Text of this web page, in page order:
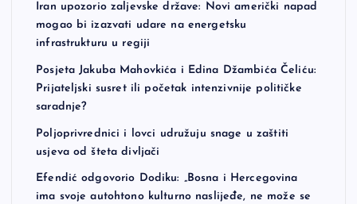
i
n
a
t
i
Iran upozorio zaljevske države: Novi američki napad
mogao bi izazvati udare na energetsku
infrastrukturu u regiji
Posjeta Jakuba Mahovkića i Edina Džambića Čeliću:
Prijateljski susret ili početak intenzivnije političke
saradnje?
Poljoprivrednici i lovci udružuju snage u zaštiti
usjeva od šteta divljači
Efendić odgovorio Dodiku: „Bosna i Hercegovina
ima svoje autohtono kulturno naslijeđe, ne može se